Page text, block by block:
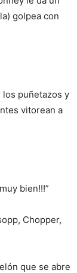
golpea con
puñetazos y
vitorean a
bien!!!”
Chopper,
que se abre